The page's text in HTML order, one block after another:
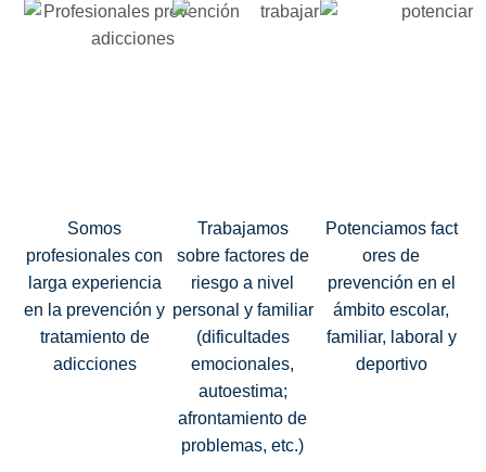
Somos
profesionales con
larga experiencia
en la prevención y
tratamiento de
adicciones
Trabajamos
sobre factores de
riesgo a nivel
personal y familiar
(dificultades
emocionales,
autoestima;
afrontamiento de
problemas, etc.)
Potenciamos fact
ores de
prevención en el
ámbito escolar,
familiar, laboral y
deportivo